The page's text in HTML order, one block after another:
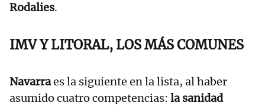
Rodalies.
IMV Y LITORAL, LOS MÁS COMUNES
Navarraes la siguiente en la lista, al haber
asumido cuatro competencias: la sanidad